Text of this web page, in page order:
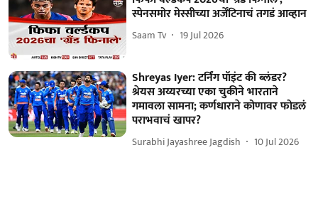
स्पेनसमोर मेस्सीच्या अर्जेंटिनाचं तगडं आव्हान
Saam Tv 19 Jul 2026
Shreyas Iyer: टर्निंग पॉइंट की ब्लंडर?
श्रेयस अय्यरच्या एका चुकीने भारताने
गमावला सामना; कर्णधाराने कोणावर फोडलं
पराभवाचं खापर?
Surabhi Jayashree Jagdish 10 Jul 2026